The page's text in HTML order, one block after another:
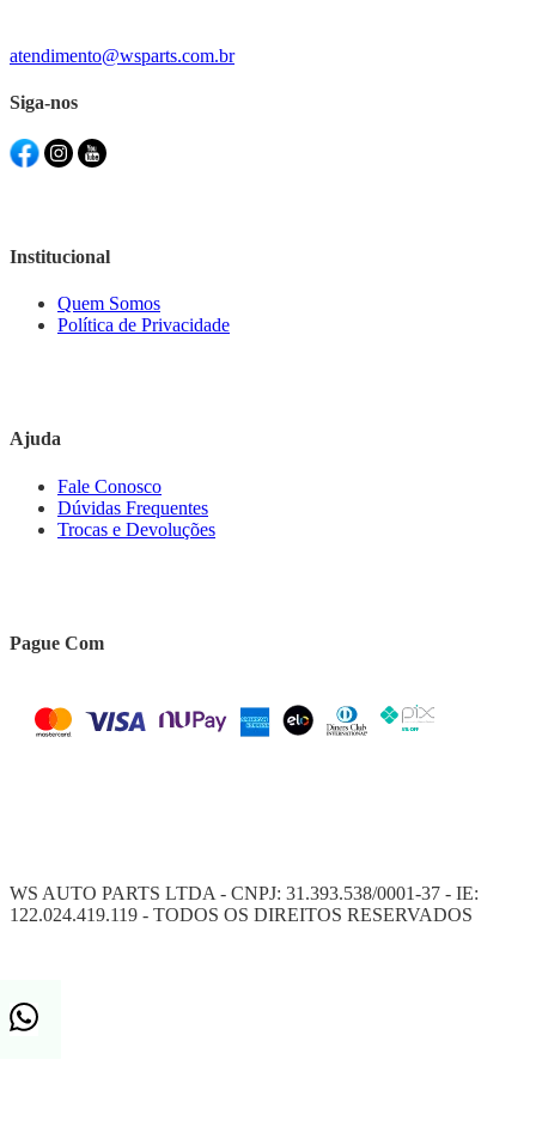
atendimento@wsparts.com.br
Siga-nos
Institucional
Quem Somos
Política de Privacidade
Ajuda
Fale Conosco
Dúvidas Frequentes
Trocas e Devoluções
Pague Com
WS AUTO PARTS LTDA - CNPJ: 31.393.538/0001-37 - IE:
122.024.419.119 - TODOS OS DIREITOS RESERVADOS